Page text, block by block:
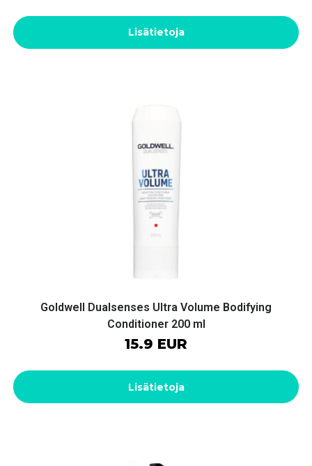
Lisätietoja
Goldwell Dualsenses Ultra Volume Bodifying
Conditioner 200 ml
15.9 EUR
Lisätietoja